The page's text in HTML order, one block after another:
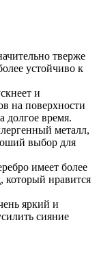
тверже
устойчиво к
и
на поверхности
долгое время.
металл,
выбор для
имеет более
нравится
яркий и
сияние